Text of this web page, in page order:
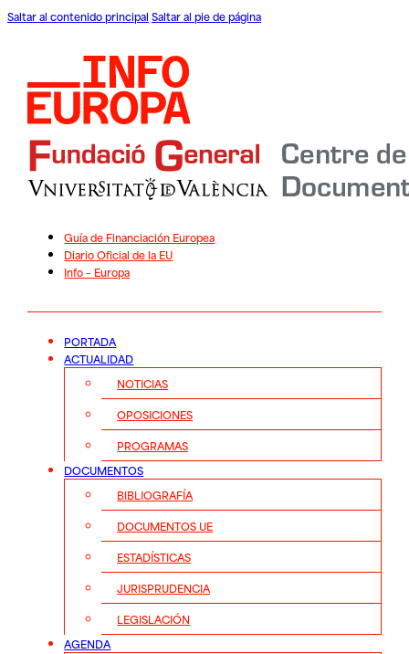
Saltar al contenido principal Saltar al pie de página
Guía de Financiación Europea
Diario Oficial de la EU
Info – Europa
PORTADA
ACTUALIDAD
NOTICIAS
OPOSICIONES
PROGRAMAS
DOCUMENTOS
BIBLIOGRAFÍA
DOCUMENTOS UE
ESTADÍSTICAS
JURISPRUDENCIA
LEGISLACIÓN
AGENDA